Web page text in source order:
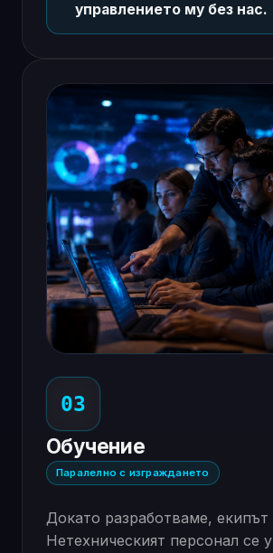
управлението му без нас.
03
Обучение
Паралелно с изграждането
Докато разработваме, екипът
Нетехническият персонал се